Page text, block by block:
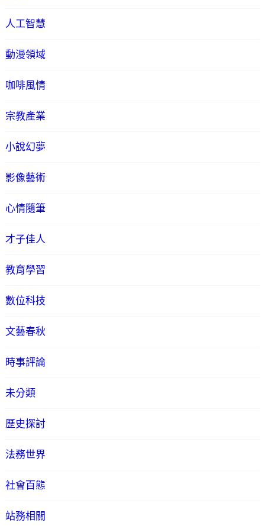
人工智慧
動漫領域
咖啡風情
宗教產業
小說幻夢
影像藝術
心情隨筆
才子佳人
教育學習
數位科技
文藝春秋
時事評論
未分類
歷史探討
法務世界
社會百態
站務相關